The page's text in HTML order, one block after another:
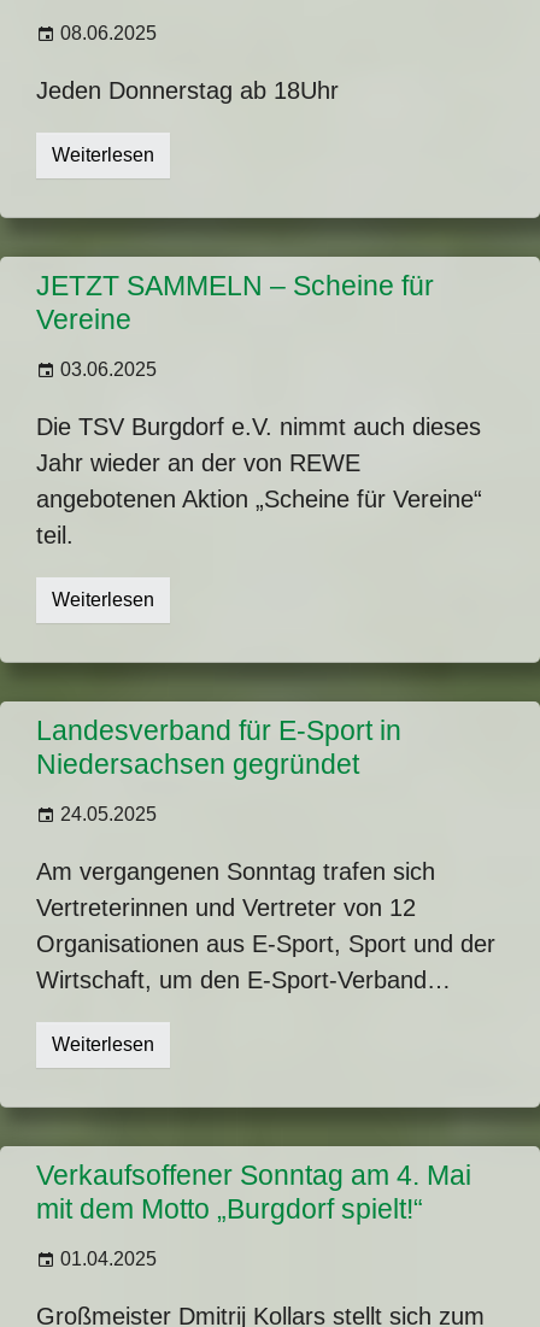
08.06.2025
Jeden Donnerstag ab 18Uhr
Weiterlesen
JETZT SAMMELN – Scheine für
Vereine
03.06.2025
Die TSV Burgdorf e.V. nimmt auch dieses
Jahr wieder an der von REWE
angebotenen Aktion „Scheine für Vereine“
teil.
Weiterlesen
Landesverband für E-Sport in
Niedersachsen gegründet
24.05.2025
Am vergangenen Sonntag trafen sich
Vertreterinnen und Vertreter von 12
Organisationen aus E-Sport, Sport und der
Wirtschaft, um den E-Sport-Verband…
Weiterlesen
Verkaufsoffener Sonntag am 4. Mai
mit dem Motto „Burgdorf spielt!“
01.04.2025
Großmeister Dmitrij Kollars stellt sich zum